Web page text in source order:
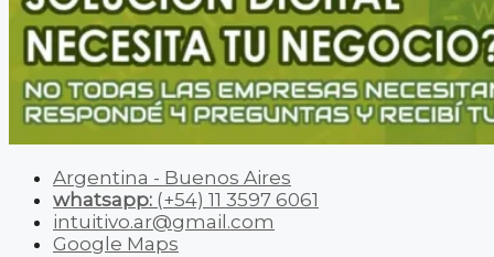
Argentina - Buenos Aires
whatsapp: (+54) 11 3597 6061
intuitivo.ar@gmail.com
Google Maps